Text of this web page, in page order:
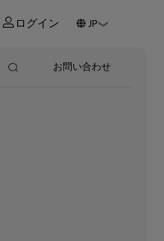
ログイン
お問い合わせ